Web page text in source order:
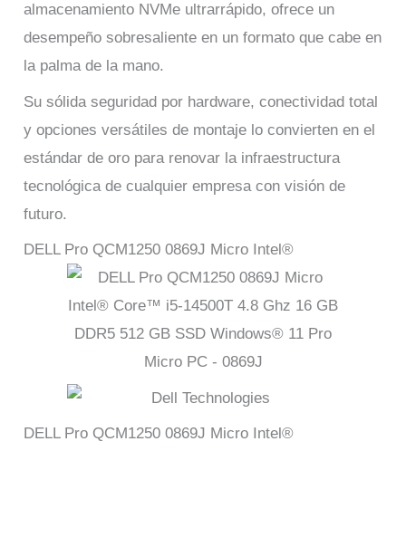
almacenamiento NVMe ultrarrápido, ofrece un
desempeño sobresaliente en un formato que cabe en
la palma de la mano.
Su sólida seguridad por hardware, conectividad total
y opciones versátiles de montaje lo convierten en el
estándar de oro para renovar la infraestructura
tecnológica de cualquier empresa con visión de
futuro.
DELL Pro QCM1250 0869J Micro Intel®
DELL Pro QCM1250 0869J Micro Intel®